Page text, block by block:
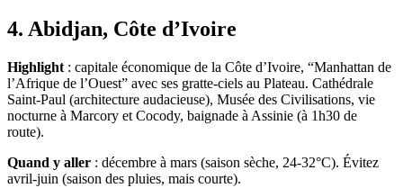
4. Abidjan, Côte d’Ivoire
Highlight : capitale économique de la Côte d’Ivoire, “Manhattan de
l’Afrique de l’Ouest” avec ses gratte-ciels au Plateau. Cathédrale
Saint-Paul (architecture audacieuse), Musée des Civilisations, vie
nocturne à Marcory et Cocody, baignade à Assinie (à 1h30 de
route).
Quand y aller : décembre à mars (saison sèche, 24-32°C). Évitez
avril-juin (saison des pluies, mais courte).